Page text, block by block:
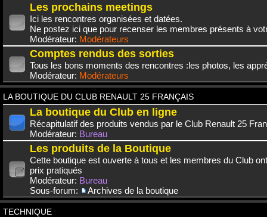
Les prochains meetings
Ici les rencontres organisées et datées.
Ne postez ici que pour recenser les membres présents à
Modérateur: Modérateurs
Comptes rendus des sorties
Tous les bons moments des rencontres :les photos, les
Modérateur: Modérateurs
LA BOUTIQUE DU CLUB RENAULT 25 FRANÇAIS
La boutique du Club en ligne
Récapitulatif des produits vendus par le Club Renault 25
Modérateur: Bureau
Les produits de la Boutique
Cette boutique est ouverte à tous et les membres du Club
prix pratiqués
Modérateur: Bureau
Sous-forum:
Archives de la boutique
TECHNIQUE